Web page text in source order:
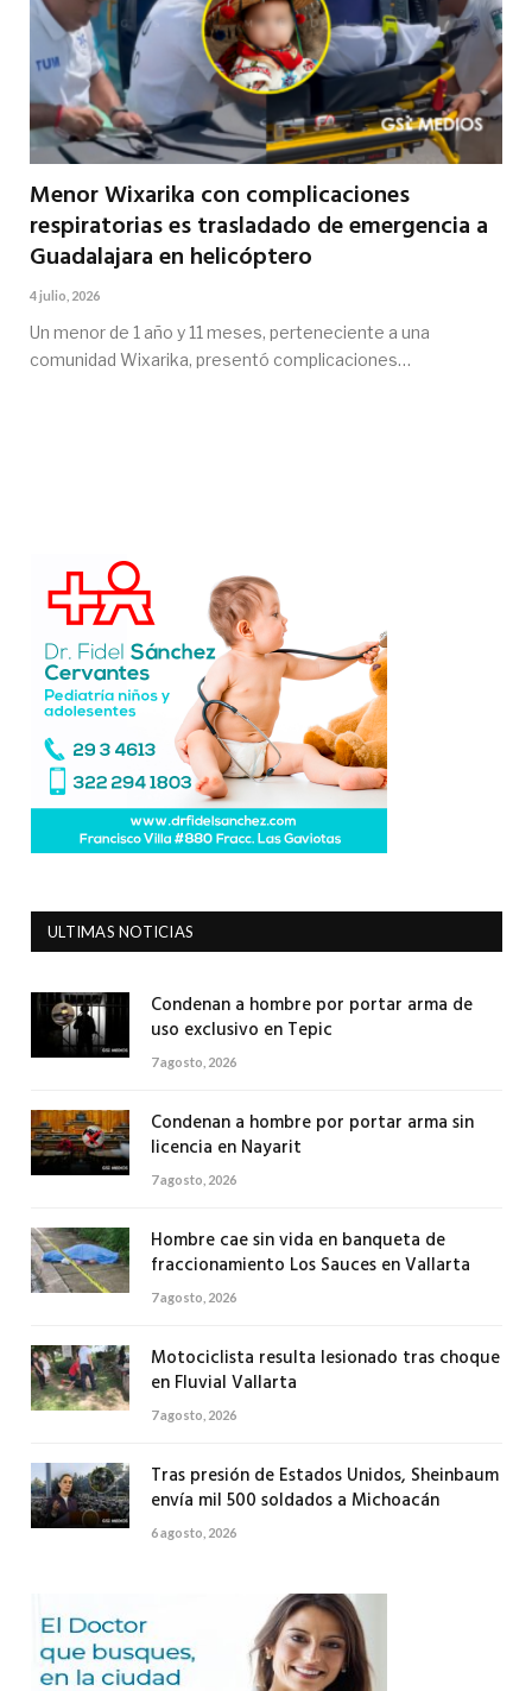
Menor Wixarika con complicaciones
respiratorias es trasladado de emergencia a
Guadalajara en helicóptero
4 julio, 2026
Un menor de 1 año y 11 meses, perteneciente a una
comunidad Wixarika, presentó complicaciones…
ULTIMAS NOTICIAS
Condenan a hombre por portar arma de
uso exclusivo en Tepic
7 agosto, 2026
Condenan a hombre por portar arma sin
licencia en Nayarit
7 agosto, 2026
Hombre cae sin vida en banqueta de
fraccionamiento Los Sauces en Vallarta
7 agosto, 2026
Motociclista resulta lesionado tras choque
en Fluvial Vallarta
7 agosto, 2026
Tras presión de Estados Unidos, Sheinbaum
envía mil 500 soldados a Michoacán
6 agosto, 2026